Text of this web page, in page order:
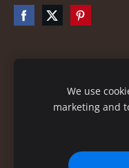
We use
marketing and